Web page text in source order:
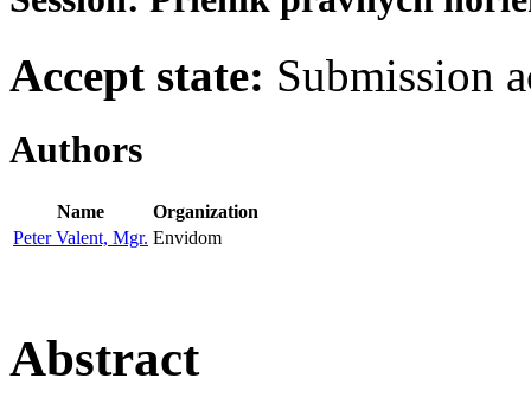
Accept state: Submission
Authors
Name
Organization
Peter Valent, Mgr. Envidom
Abstract